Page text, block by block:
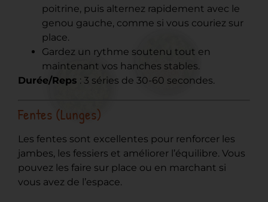
poitrine, puis alternez rapidement avec le
genou gauche, comme si vous couriez sur
place.
Gardez un rythme soutenu tout en
maintenant vos hanches stables.
Durée/Reps : 3 séries de 30-60 secondes.
Fentes (Lunges)
Les fentes sont excellentes pour renforcer les
jambes, les fessiers et améliorer l’équilibre. Vous
pouvez les faire sur place ou en marchant si
vous avez de l’espace.